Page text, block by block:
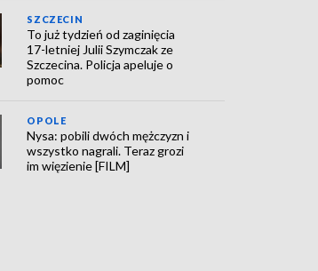
SZCZECIN
To już tydzień od zaginięcia
17-letniej Julii Szymczak ze
Szczecina. Policja apeluje o
pomoc
OPOLE
Nysa: pobili dwóch mężczyzn i
wszystko nagrali. Teraz grozi
im więzienie [FILM]